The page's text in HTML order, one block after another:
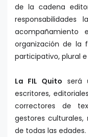
de la cadena
acompañamiento
organización de la
participativo, plural
La FIL Quito será
escritores,
correctores de
gestores
de todas las